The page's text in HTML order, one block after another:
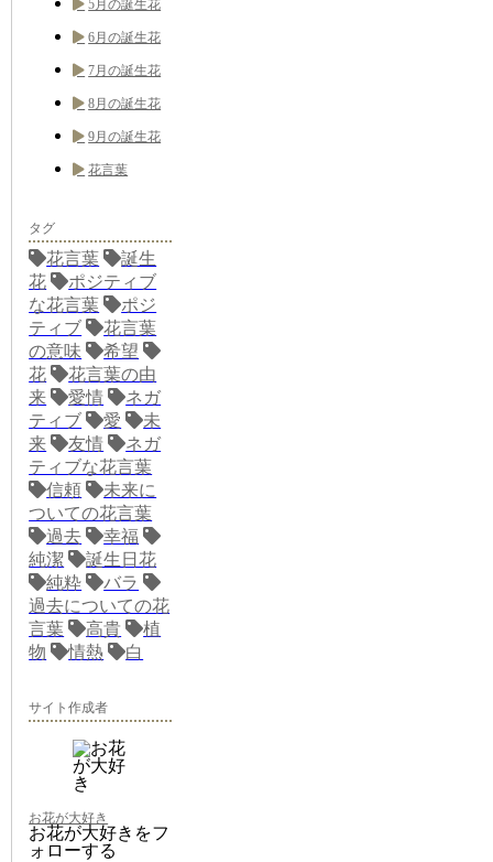
5月の誕生花
6月の誕生花
7月の誕生花
8月の誕生花
9月の誕生花
花言葉
タグ
花言葉
誕生
花
ポジティブ
な花言葉
ポジ
ティブ
花言葉
の意味
希望
花
花言葉の由
来
愛情
ネガ
ティブ
愛
未
来
友情
ネガ
ティブな花言葉
信頼
未来に
ついての花言葉
過去
幸福
純潔
誕生日花
純粋
バラ
過去についての花
言葉
高貴
植
物
情熱 白
サイト作成者
お花が大好き
お花が大好きをフ
ォローする